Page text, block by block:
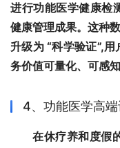
进行功能医学健康检
健康管理成果。这种
升级为 “科学验证”,
务价值可量化、可感知
4、功能医学高
在休疗养和度假